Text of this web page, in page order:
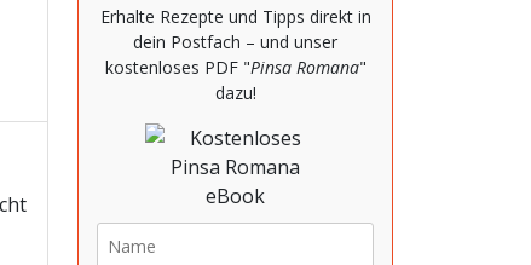
Erhalte Rezepte und Tipps direkt in
dein Postfach – und unser
kostenloses PDF "Pinsa Romana"
dazu!